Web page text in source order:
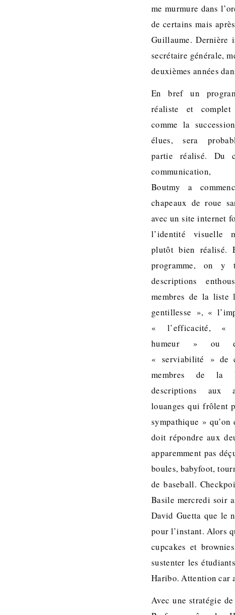
me murmure dans
de certains mais
Guillaume. Dernière
secrétaire générale,
deuxièmes années
En bref un
réaliste et
comme la
élues, sera
partie réalisé. Du
communication,
Boutmy a
chapeaux de roue
avec un site internet
l’identité visuelle
plutôt bien réalisé.
programme, on y
descriptions
membres de la
gentillesse », «
« l’efficacité, «
humeur » ou
« serviabilité » de
membres de la
descriptions aux
louanges qui frôlent
sympathique »
doit répondre aux
apparemment pas
boules, babyfoot,
de baseball.
Basile mercredi soir
David Guetta que le
pour l’instant. Alors
cupcakes et
sustenter les
Haribo. Attention car
Avec une stratégie